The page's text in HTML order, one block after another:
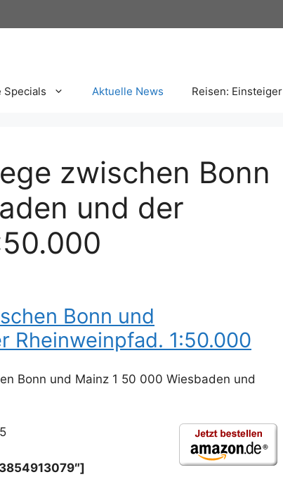
Specials Aktuelle News Reisen: Einsteiger
zwischen Bonn
und der
Bonn und
Rheinweinpfad. 1:50.000
Bonn und Mainz 1 50 000 Wiesbaden und